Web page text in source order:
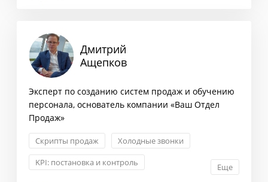
Дмитрий
Ащепков
Эксперт по созданию систем продаж и обучению
персонала, основатель компании «Ваш Отдел
Продаж»
Скрипты продаж
Холодные звонки
KPI: постановка и контроль
Еще